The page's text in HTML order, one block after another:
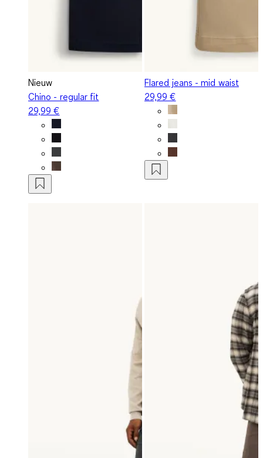
Nieuw
Chino - regular fit
29,99 €
Flared jeans - mid waist
29,99 €